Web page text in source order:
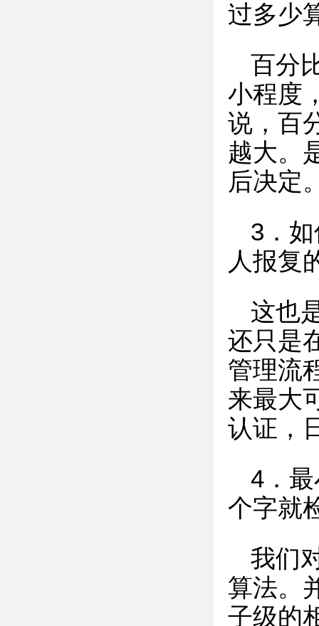
过多少
百分
小程度
说，百
越大。
后决定
3．
人报复
这也
还只是
管理流
来最大
认证，
4．
个字就
我们
算法。
子级的